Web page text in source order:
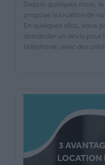
Depuis quelques mois,
propose la location de
En quelques clics, vous
demander un devis pour
téléphone, avec des